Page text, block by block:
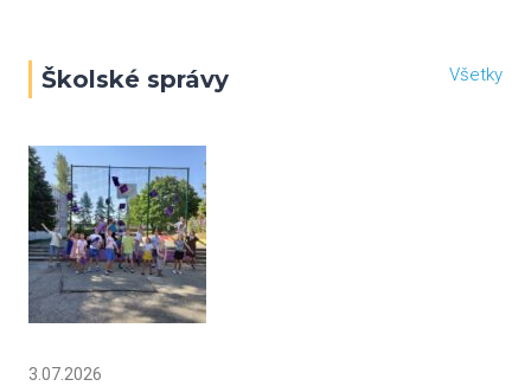
Školské správy Všetky
3.07.2026